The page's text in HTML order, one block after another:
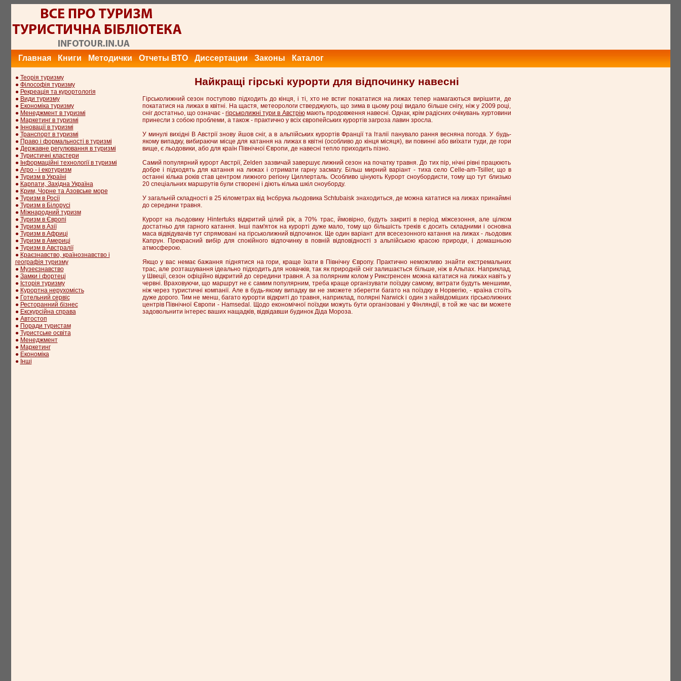
Главная Книги Методички Отчеты ВТО Диссертации Законы Каталог
● Теорія туризму
● Філософія туризму
● Рекреація та курортологія
● Види туризму
● Економіка туризму
● Менеджмент в туризмі
● Маркетинг в туризмі
● Інновації в туризмі
● Транспорт в туризмі
● Право і формальності в туризмі
● Державне регулювання в туризмі
● Туристичні кластери
● Інформаційні технології в туризмі
● Агро - і екотуризм
● Туризм в Україні
● Карпати, Західна Україна
● Крим, Чорне та Азовське море
● Туризм в Росії
● Туризм в Білорусі
● Міжнародний туризм
● Туризм в Європі
● Туризм в Азії
● Туризм в Африці
● Туризм в Америці
● Туризм в Австралії
● Краєзнавство, країнознавство і
географія туризму
● Музеєзнавство
● Замки і фортеці
● Історія туризму
● Курортна нерухомість
● Готельний сервіс
● Ресторанний бізнес
● Екскурсійна справа
● Автостоп
● Поради туристам
● Туристське освіта
● Менеджмент
● Маркетинг
● Економіка
● Інші
Найкращі гірські курорти для відпочинку навесні
Гірськолижний сезон поступово підходить до кінця, і ті, хто не встиг покататися на лижах тепер намагаються вирішити, де
покататися на лижах в квітні. На щастя, метеорологи стверджують, що зима в цьому році видало більше снігу, ніж у 2009 році,
сніг достатньо, що означає -гірськолижні тури в Австріюмають продовження навесні. Однак, крім радісних очікувань хуртовини
принесли з собою проблеми, а також - практично у всіх європейських курортів загроза лавин зросла.
У минулі вихідні В Австрії знову йшов сніг, а в альпійських курортів Франції та Італії панувало рання весняна погода. У будь-
якому випадку, вибираючи місце для катання на лижах в квітні (особливо до кінця місяця), ви повинні або виїхати туди, де гори
вище, є льодовики, або для країн Північної Європи, де навесні тепло приходить пізно.
Самий популярний курорт Австрії, Zelden зазвичай завершує лижний сезон на початку травня. До тих пір, нічні рівні працюють
добре і підходять для катання на лижах і отримати гарну засмагу. Більш мирний варіант - тиха село Celle-am-Tsiller, що в
останні кілька років став центром лижного регіону Циллерталь. Особливо цінують Курорт сноубордисти, тому що тут близько
20 спеціальних маршрутів були створені і діють кілька шкіл сноуборду.
У загальній складності в 25 кілометрах від Інсбрука льодовика Schtubaisk знаходиться, де можна кататися на лижах принаймні
до середини травня.
Курорт на льодовику Hintertuks відкритий цілий рік, а 70% трас, ймовірно, будуть закриті в період міжсезоння, але цілком
достатньо для гарного катання. Інші пам'яток на курорті дуже мало, тому що більшість треків є досить складними і основна
маса відвідувачів тут спрямовані на гірськолижний відпочинок. Ще один варіант для всесезонного катання на лижах - льодовик
Капрун. Прекрасний вибір для спокійного відпочинку в повній відповідності з альпійською красою природи, і домашньою
атмосферою.
Якщо у вас немає бажання піднятися на гори, краще їхати в Північну Європу. Практично неможливо знайти екстремальних
трас, але розташування ідеально підходить для новачків, так як природній сніг залишається більше, ніж в Альпах. Наприклад,
у Швеції, сезон офіційно відкритий до середини травня. А за полярним колом у Риксгренсен можна кататися на лижах навіть у
червні. Враховуючи, що маршрут не є самим популярним, треба краще організувати поїздку самому, витрати будуть меншими,
ніж через туристичні компанії. Але в будь-якому випадку ви не зможете зберегти багато на поїздку в Норвегію, - країна стоїть
дуже дорого. Тим не менш, багато курорти відкриті до травня, наприклад, полярні Narwick і один з найвідоміших гірськолижних
центрів Північної Європи - Hamsedal. Щодо економічної поїздки можуть бути організовані у Фінляндії, в той же час ви можете
задовольнити інтерес ваших нащадків, відвідавши будинок Діда Мороза.